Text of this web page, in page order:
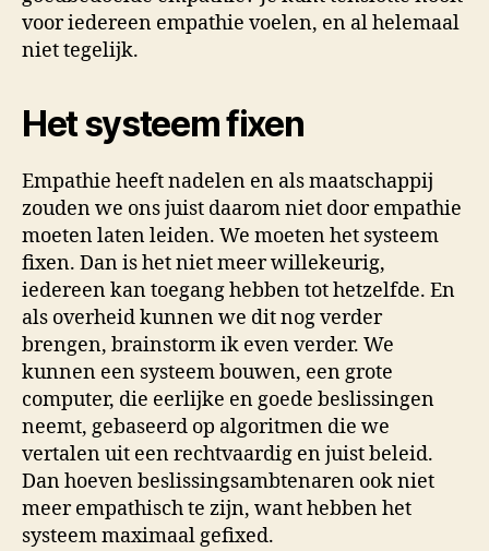
voor iedereen empathie voelen, en al helemaal
niet tegelijk.
Het systeem fixen
Empathie heeft nadelen en als maatschappij
zouden we ons juist daarom niet door empathie
moeten laten leiden. We moeten het systeem
fixen. Dan is het niet meer willekeurig,
iedereen kan toegang hebben tot hetzelfde. En
als overheid kunnen we dit nog verder
brengen, brainstorm ik even verder. We
kunnen een systeem bouwen, een grote
computer, die eerlijke en goede beslissingen
neemt, gebaseerd op algoritmen die we
vertalen uit een rechtvaardig en juist beleid.
Dan hoeven beslissingsambtenaren ook niet
meer empathisch te zijn, want hebben het
systeem maximaal gefixed.